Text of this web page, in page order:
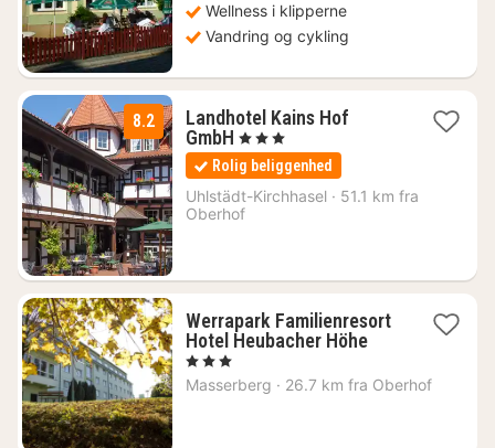
Wellness i klipperne
Vandring og cykling
8.2
Landhotel Kains Hof
GmbH 1
nat
fra
404
kr.
, 3 Stjerner
Rolig beliggenhed
Uhlstädt-Kirchhasel · 51.1 km fra
Oberhof
Werrapark Familienresort
Hotel Heubacher Höhe1
fra
, 3 Stjerner
Masserberg · 26.7 km fra Oberhof